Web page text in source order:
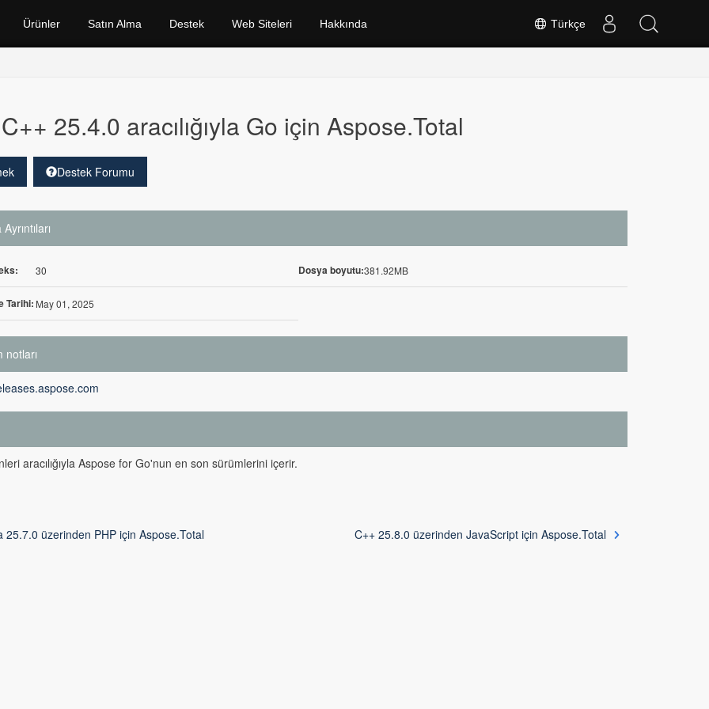
Türkçe
Ürünler Satın Alma Destek Web Siteleri Hakkında
C++ 25.4.0 aracılığıyla Go için Aspose.Total
Destek Forumu
30 Dosya boyutu:381.92MB
Tarihi: May 01, 2025
notları
aracılığıyla Aspose for Go'nun en son sürümlerini içerir.
25.7.0 üzerinden PHP için Aspose.Total C++ 25.8.0 üzerinden JavaScript için Aspose.Total